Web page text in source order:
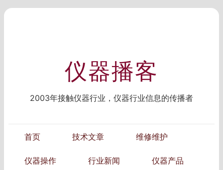
仪器播客
2003年接触仪器行业，仪器行业信息的传播者
首页 技术文章 维修维护
仪器操作 行业新闻 仪器产品